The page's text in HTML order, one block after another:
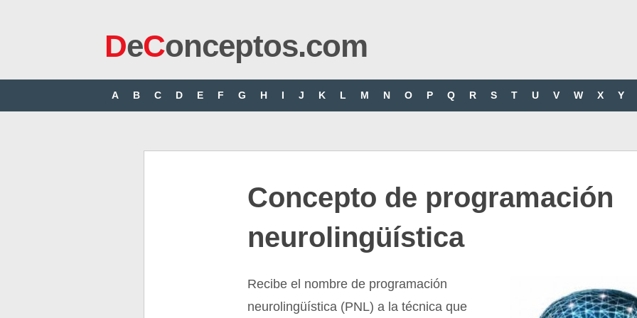
DeConceptos.com
A B C D E F G H I J K L M N O P Q R S T U V W X Y
Concepto de programación
neurolingüística
Recibe el nombre de programación
neurolingüística (PNL) a la técnica que